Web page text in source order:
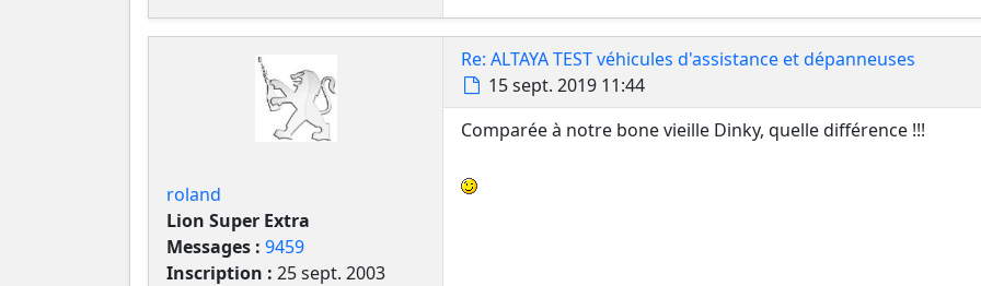
roland
Lion Super Extra
Messages : 9459
Inscription : 25 sept. 2003
Re: ALTAYA TEST véhicules d'assistance et dépanneuses
Message
15 sept. 2019 11:44
Comparée à notre bone vieille Dinky, quelle différence !!!